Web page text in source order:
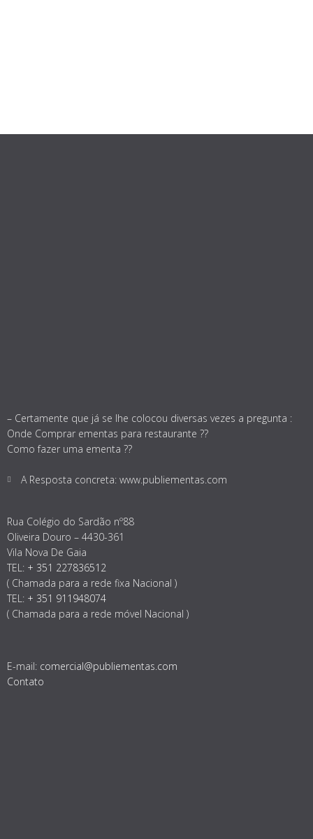
– Certamente que já se lhe colocou diversas vezes a pregunta :
Onde Comprar ementas para restaurante ??
Como fazer uma ementa ??
A Resposta concreta: www.publiementas.com
Rua Colégio do Sardão nº88
Oliveira Douro – 4430-361
Vila Nova De Gaia
TEL: + 351 227836512
( Chamada para a rede fixa Nacional )
TEL: + 351 911948074
( Chamada para a rede móvel Nacional )
E-mail: comercial@publiementas.com
Contato